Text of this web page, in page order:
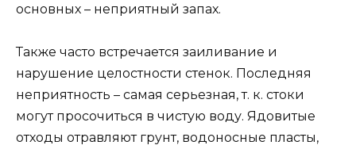
основных – неприятный запах.
Также часто встречается заиливание и
нарушение целостности стенок. Последняя
неприятность – самая серьезная, т. к. стоки
могут просочиться в чистую воду. Ядовитые
отходы отравляют грунт, водоносные пласты,